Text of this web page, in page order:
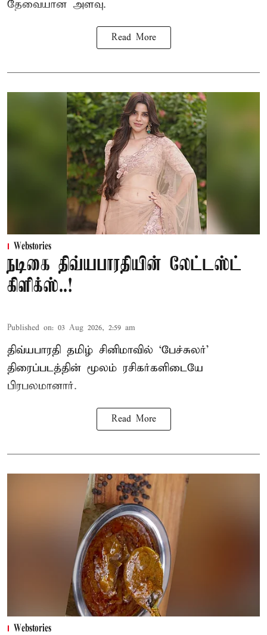
தேவையான அளவு.
Read More
Webstories
நடிகை திவ்யபாரதியின் லேட்டஸ்ட்
கிளிக்ஸ்..!
Published on: 03 Aug 2026, 2:59 am
திவ்யபாரதி தமிழ் சினிமாவில் ‘பேச்சுலர்’
திரைப்படத்தின் மூலம் ரசிகர்களிடையே
பிரபலமானார்.
Read More
Webstories